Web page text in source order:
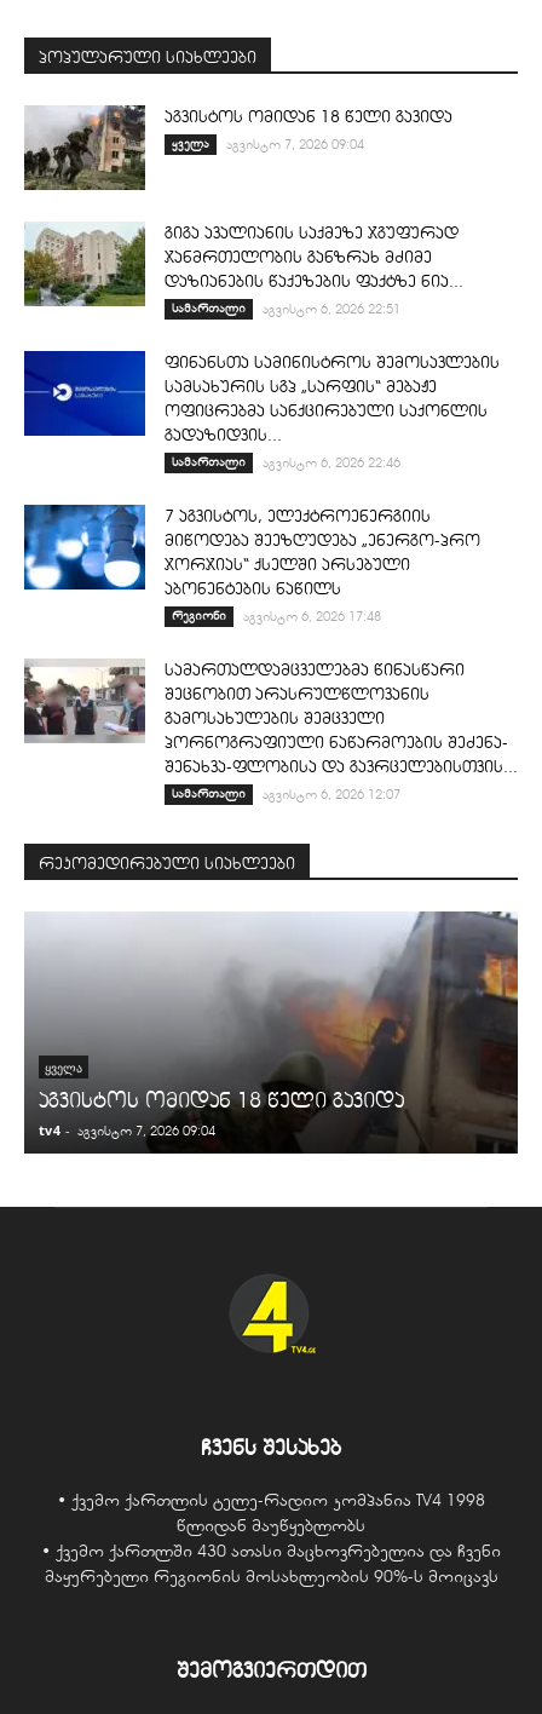
პოპულარული სიახლეები
აგვისტოს ომიდან 18 წელი გავიდა
ყველა აგვისტო 7, 2026 09:04
გიგა ავალიანის საქმეზე ჯგუფურად
ჯანმრთელობის განზრახ მძიმე
დაზიანების წაქეზების ფაქტზე ნია...
სამართალი აგვისტო 6, 2026 22:51
ფინანსთა სამინისტროს შემოსავლების
სამსახურის სგპ „სარფის“ მებაჟე
ოფიცრებმა სანქცირებული საქონლის
გადაზიდვის...
სამართალი აგვისტო 6, 2026 22:46
7 აგვისტოს, ელექტროენერგიის
მიწოდება შეეზღუდება „ენერგო-პრო
ჯორჯიას“ ქსელში არსებული
აბონენტების ნაწილს
რეგიონი აგვისტო 6, 2026 17:48
სამართალდამცველებმა წინასწარი
შეცნობით არასრულწლოვანის
გამოსახულების შემცველი
პორნოგრაფიული ნაწარმოების შეძენა-
შენახვა-ფლობისა და გავრცელებისთვის...
სამართალი აგვისტო 6, 2026 12:07
რეკომედირებული სიახლეები
ᲧᲕᲔᲚᲐ
აგვისტოს ომიდან 18 წელი გავიდა
tv4 - აგვისტო 7, 2026 09:04
ჩვენს შესახებ
• ქვემო ქართლის ტელე-რადიო კომპანია TV4 1998
წლიდან მაუწყებლობს
• ქვემო ქართლში 430 ათასი მაცხოვრებელია და ჩვენი
მაყურებელი რეგიონის მოსახლეობის 90%-ს მოიცავს
შემოგვიერთდით